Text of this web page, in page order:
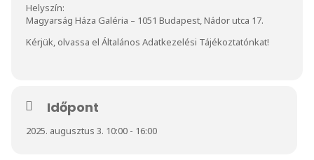
Helyszín:
Magyarság Háza Galéria – 1051 Budapest, Nádor utca 17.
Kérjük, olvassa el Általános Adatkezelési Tájékoztatónkat!
Időpont
2025. augusztus 3. 10:00 - 16:00